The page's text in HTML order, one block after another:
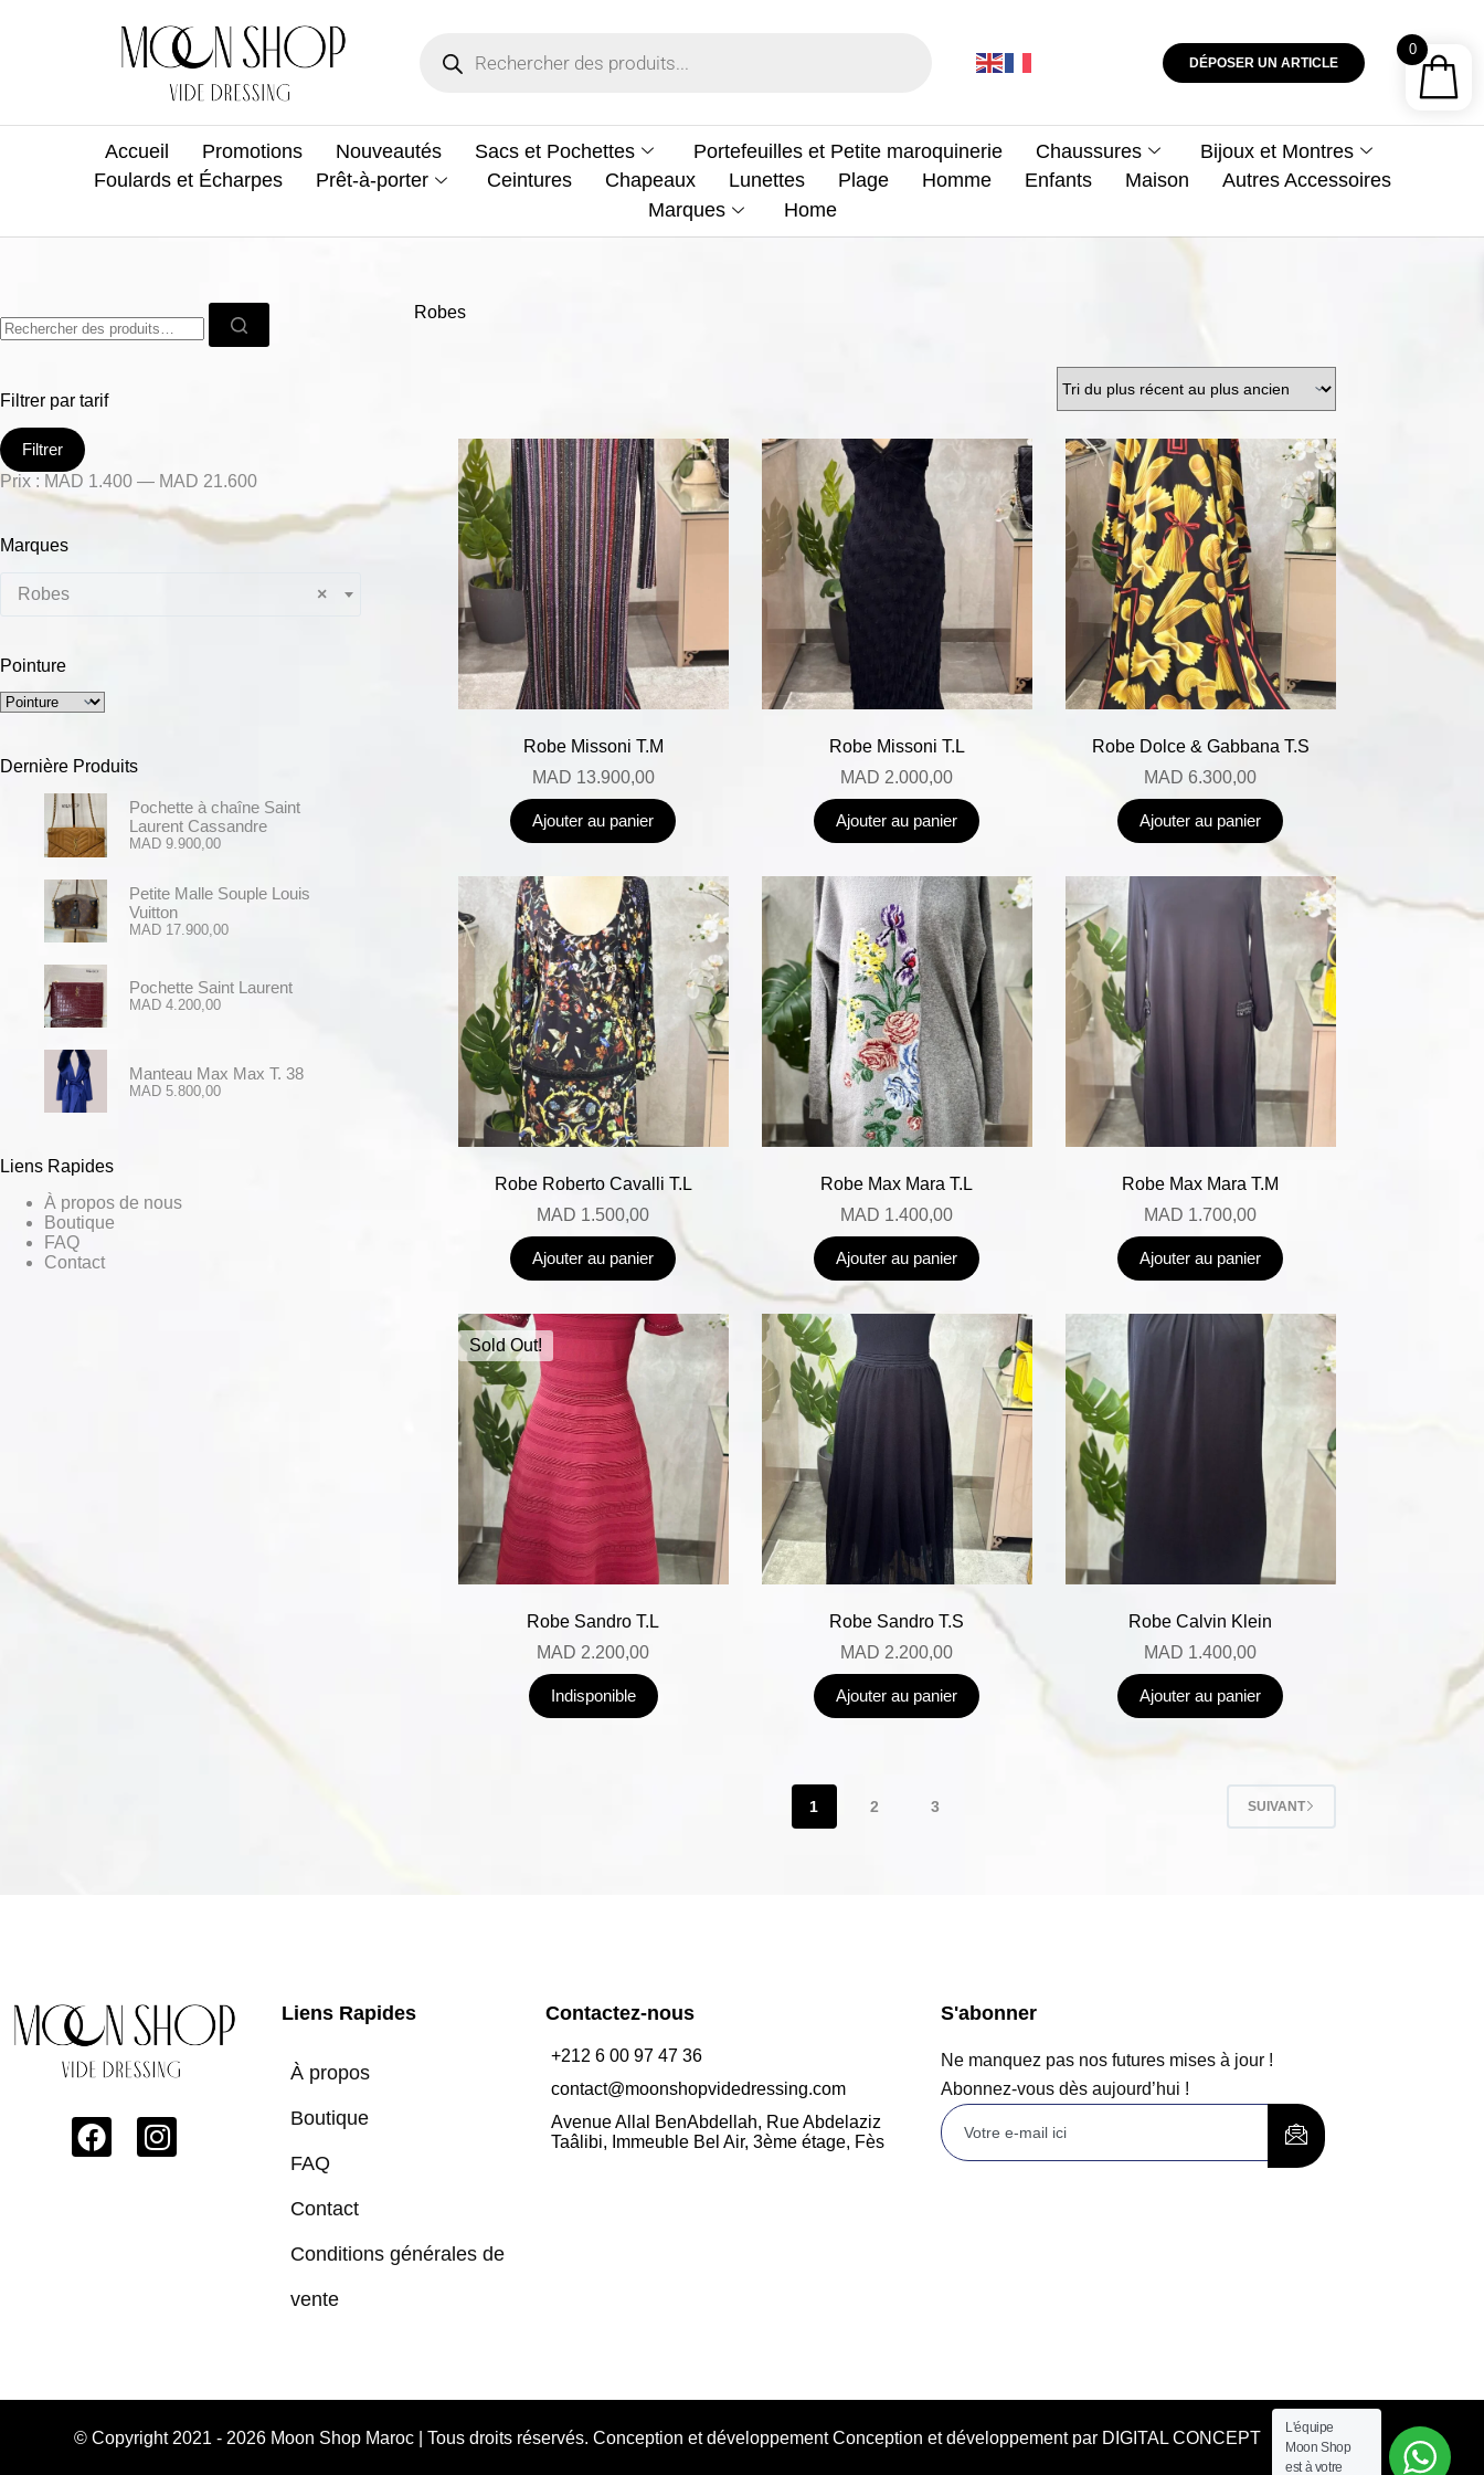
DÉPOSER UN ARTICLE
Accueil Promotions Nouveautés Sacs et Pochettes Portefeuilles et Petite maroquinerie Chaussures
Bijoux et Montres
Foulards et Écharpes
Prêt-à-porter Ceintures Chapeaux Lunettes Plage Homme Enfants Maison
Autres Accessoires
Marques
Home
Robes
Robe Missoni T.M
MAD 13.900,00
Ajouter au panier
Robe Missoni T.L
MAD 2.000,00
Ajouter au panier
Robe Dolce & Gabbana T.S
MAD 6.300,00
Ajouter au panier
Robe Roberto Cavalli T.L
MAD 1.500,00
Ajouter au panier
Robe Max Mara T.L
MAD 1.400,00
Ajouter au panier
Robe Max Mara T.M
MAD 1.700,00
Ajouter au panier
Sold Out!
Robe Sandro T.L
MAD 2.200,00
Indisponible
Robe Sandro T.S
MAD 2.200,00
Ajouter au panier
Robe Calvin Klein
MAD 1.400,00
Ajouter au panier
1 2 3 SUIVANT
Filtrer par tarif
Filtrer
Prix : MAD 1.400 — MAD 21.600
Marques
×
Robes
Pointure
Dernière Produits
Pochette à chaîne Saint
Laurent Cassandre
MAD 9.900,00
Petite Malle Souple Louis
Vuitton
MAD 17.900,00
Pochette Saint Laurent
MAD 4.200,00
Manteau Max Max T. 38
MAD 5.800,00
Liens Rapides
À propos de nous
Boutique
FAQ
Contact
Liens Rapides
À propos
Boutique
FAQ
Contact
Conditions générales de
vente
Contactez-nous
+212 6 00 97 47 36
contact@moonshopvidedressing.com
Avenue Allal BenAbdellah, Rue Abdelaziz
Taâlibi, Immeuble Bel Air, 3ème étage, Fès
S'abonner
Ne manquez pas nos futures mises à jour !
Abonnez-vous dès aujourd’hui !
© Copyright 2021 - 2026 Moon Shop Maroc | Tous droits réservés. Conception et développement Conception et développement par DIGITAL CONCEPT
L'équipe
Moon Shop
est à votre
0